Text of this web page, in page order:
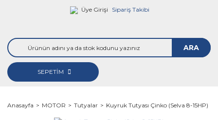
Üye Girişi Sipariş Takibi
ARA
SEPETİM
Anasayfa MOTOR Tutyalar Kuyruk Tutyası Çinko (Selva 8-15HP)